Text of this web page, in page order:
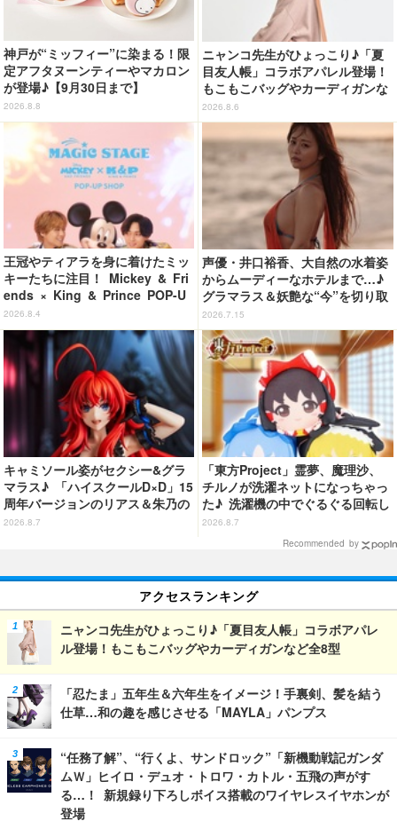
神戸が“ミッフィー”に染まる！限
定アフタヌーンティーやマカロン
が登場♪【9月30日まで】
2026.8.8
ニャンコ先生がひょっこり♪「夏
目友人帳」コラボアパレル登場！
もこもこバッグやカーディガンな
ど全8型
2026.8.6
王冠やティアラを身に着けたミッ
キーたちに注目！ Mickey & Fri
ends × King & Prince POP-U
P SHOP「MAGIC STAGE」に新
商品登場
2026.8.4
声優・井口裕香、大自然の水着姿
からムーディーなホテルまで…♪
グラマラス＆妖艶な“今”を切り取
り！3冊目写真集が発売中
2026.7.15
キャミソール姿がセクシー&グラ
マラス♪ 「ハイスクールD×D」15
周年バージョンのリアス＆朱乃の
フィギュアがリニューアルパッケ
2026.8.7
「東方Project」霊夢、魔理沙、
チルノが洗濯ネットになっちゃっ
た♪ 洗濯機の中でぐるぐる回転し
続ける姿を思わず眺めたくなっち
2026.8.7
Recommended by
アクセスランキング
ニャンコ先生がひょっこり♪「夏目友人帳」コラボアパレ
ル登場！もこもこバッグやカーディガンなど全8型
「忍たま」五年生＆六年生をイメージ！手裏剣、髪を結う
仕草…和の趣を感じさせる「MAYLA」パンプス
“任務了解”、“行くよ、サンドロック”「新機動戦記ガンダ
ムＷ」ヒイロ・デュオ・トロワ・カトル・五飛の声がす
る…！ 新規録り下ろしボイス搭載のワイヤレスイヤホンが
登場